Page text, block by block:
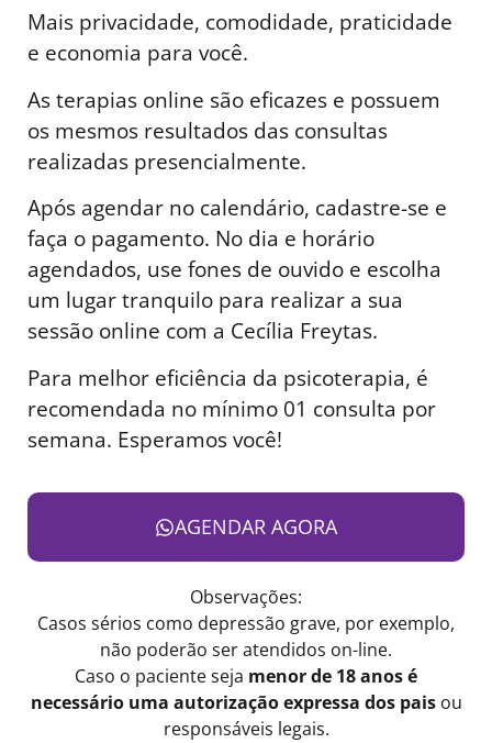
Mais privacidade, comodidade, praticidade
e economia para você.
As terapias online são eficazes e possuem
os mesmos resultados das consultas
realizadas presencialmente.
Após agendar no calendário, cadastre-se e
faça o pagamento. No dia e horário
agendados, use fones de ouvido e escolha
um lugar tranquilo para realizar a sua
sessão online com a Cecília Freytas.
Para melhor eficiência da psicoterapia, é
recomendada no mínimo 01 consulta por
semana. Esperamos você!
AGENDAR AGORA
Observações:
Casos sérios como depressão grave, por exemplo,
não poderão ser atendidos on-line.
Caso o paciente seja menor de 18 anos é
necessário uma autorização expressa dos paisou
responsáveis legais.